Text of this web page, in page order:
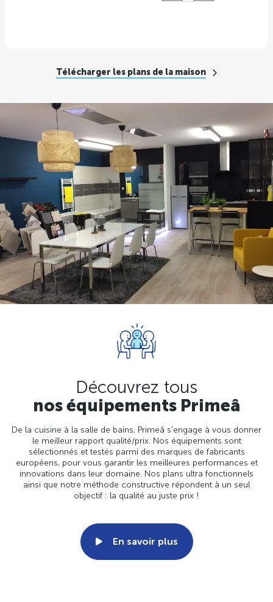
Télécharger les plans de la maison
Découvrez tous
nos équipements Primeâ
De la cuisine à la salle de bains, Primeâ s'engage à vous donner
le meilleur rapport qualité/prix. Nos équipements sont
sélectionnés et testés parmi des marques de fabricants
européens, pour vous garantir les meilleures performances et
innovations dans leur domaine. Nos plans ultra fonctionnels
ainsi que notre méthode constructive répondent à un seul
objectif : la qualité au juste prix !
En savoir plus